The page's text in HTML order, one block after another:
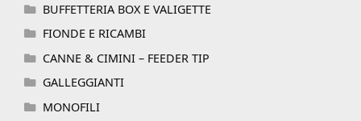
BUFFETTERIA BOX E VALIGETTE
FIONDE E RICAMBI
CANNE & CIMINI – FEEDER TIP
GALLEGGIANTI
MONOFILI